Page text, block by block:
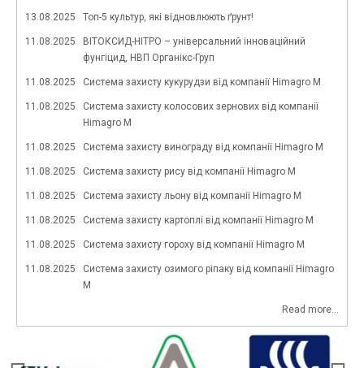
13.08.2025 Топ-5 культур, які відновлюють ґрунт!
11.08.2025
ВІТОКСИД-НІТРО – універсальний інноваційний
фунгіцид, НВП Органікс-Груп
11.08.2025 Система захисту кукурудзи від компанії Himagro M
11.08.2025
Система захисту колосових зернових від компанії
Himagro M
11.08.2025 Система захисту винограду від компанії Himagro M
11.08.2025 Система захисту рису від компанії Himagro M
11.08.2025 Система захисту льону від компанії Himagro M
11.08.2025 Система захисту картоплі від компанії Himagro M
11.08.2025 Система захисту гороху від компанії Himagro M
11.08.2025
Система захисту озимого ріпаку від компанії Himagro
M
Read more...